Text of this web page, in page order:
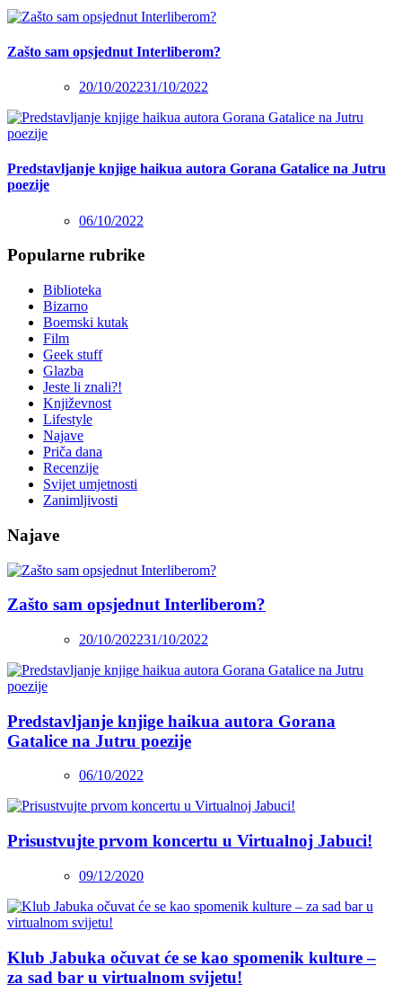
Zašto sam opsjednut Interliberom?
20/10/202231/10/2022
Predstavljanje knjige haikua autora Gorana Gatalice na Jutru
poezije
06/10/2022
Popularne rubrike
Biblioteka
Bizarno
Boemski kutak
Film
Geek stuff
Glazba
Jeste li znali?!
Književnost
Lifestyle
Najave
Priča dana
Recenzije
Svijet umjetnosti
Zanimljivosti
Najave
Zašto sam opsjednut Interliberom?
20/10/202231/10/2022
Predstavljanje knjige haikua autora Gorana
Gatalice na Jutru poezije
06/10/2022
Prisustvujte prvom koncertu u Virtualnoj Jabuci!
09/12/2020
Klub Jabuka očuvat će se kao spomenik kulture –
za sad bar u virtualnom svijetu!